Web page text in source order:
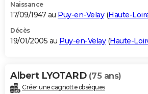
Naissance
17/09/1947 au Puy-en-Velay(Haute-
Décès
19/01/2005 au Puy-en-Velay(Haute-
Albert LYOTARD (75 ans)
Créer une cagnotte obsèques